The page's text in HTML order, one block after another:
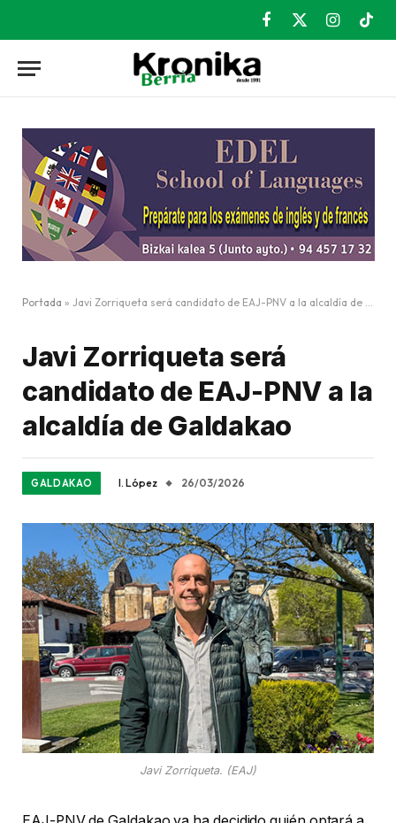
Facebook
X
Instagram
Portada » Javi Zorriqueta será candidato de EAJ-PNV a la alcaldía de Galdakao
Javi Zorriqueta será
candidato de EAJ-PNV a la
alcaldía de Galdakao
GALDAKAO I. López 26/03/2026
Javi Zorriqueta. (EAJ)